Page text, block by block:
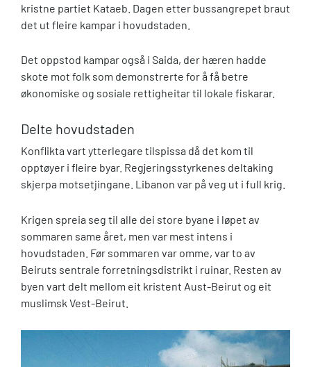
kristne partiet Kataeb. Dagen etter bussangrepet braut
det ut fleire kampar i hovudstaden.
Det oppstod kampar også i Saida, der hæren hadde
skote mot folk som demonstrerte for å få betre
økonomiske og sosiale rettigheitar til lokale fiskarar.
Delte hovudstaden
Konflikta vart ytterlegare tilspissa då det kom til
opptøyer i fleire byar. Regjeringsstyrkenes deltaking
skjerpa motsetjingane. Libanon var på veg ut i full krig.
Krigen spreia seg til alle dei store byane i løpet av
sommaren same året, men var mest intens i
hovudstaden. Før sommaren var omme, var to av
Beiruts sentrale forretningsdistrikt i ruinar. Resten av
byen vart delt mellom eit kristent Aust-Beirut og eit
muslimsk Vest-Beirut.